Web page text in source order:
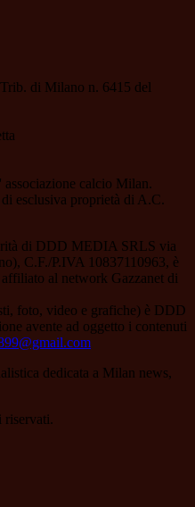
di Milano n. 6415 del
calcio Milan.
esclusiva proprietà di A.C.
di DDD MEDIA SRLS via
C.F./P.IVA 10837110963, è
al network Gazzanet di
foto, video e grafiche) è DDD
avente ad oggetto i contenuti
dedicata a Milan news,